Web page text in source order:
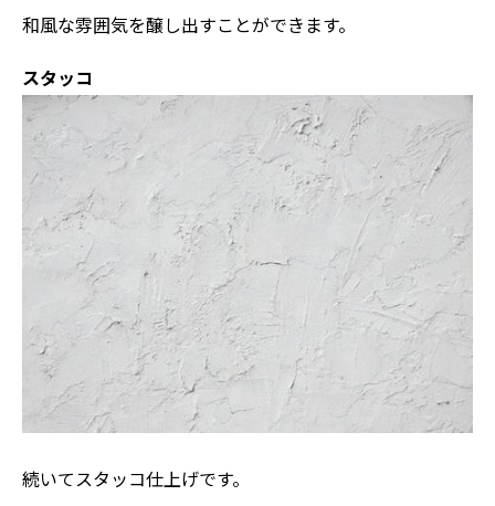
和風な雰囲気を醸し出すことができます。
スタッコ
続いてスタッコ仕上げです。